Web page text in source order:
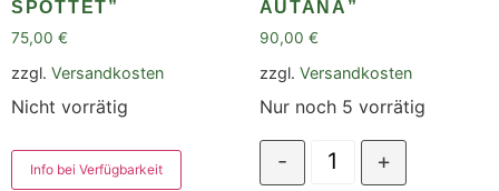
SPOTTET”
75,00 €
zzgl. Versandkosten
Nicht vorrätig
Info bei Verfügbarkeit
AUTANA”
90,00 €
zzgl. Versandkosten
Nur noch 5 vorrätig
- +